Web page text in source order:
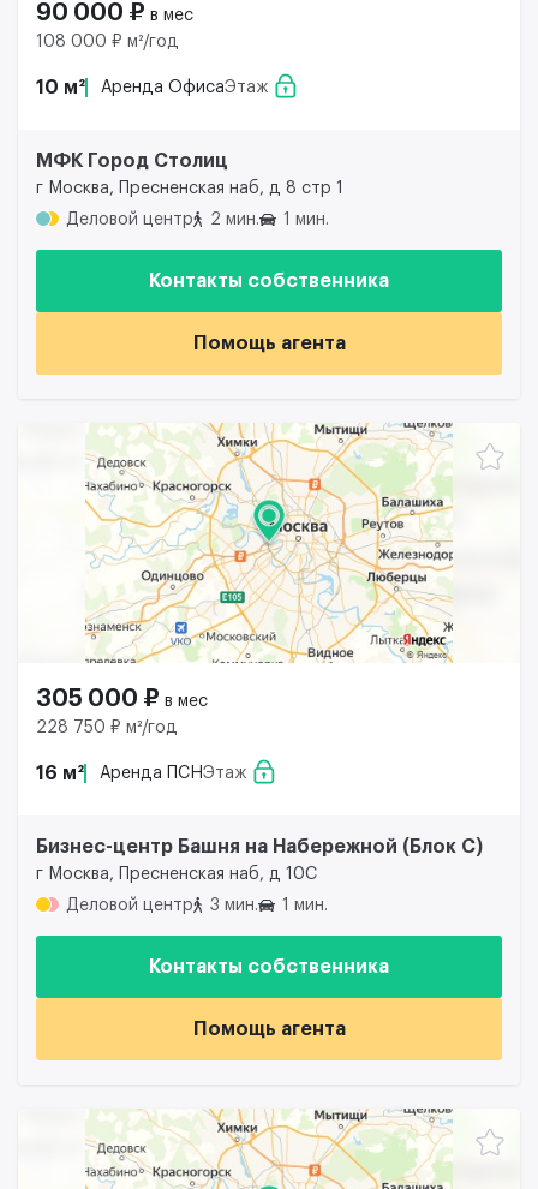
90 000 ₽ в мес
108 000 ₽ м²/год
10 м² Аренда ОфисаЭтаж
МФК Город Столиц
г Москва, Пресненская наб, д 8 стр 1
Деловой центр
2 мин. 1 мин.
Контакты собственника
Помощь агента
305 000 ₽ в мес
228 750 ₽ м²/год
16 м² Аренда ПСНЭтаж
Бизнес-центр Башня на Набережной (Блок С)
г Москва, Пресненская наб, д 10С
Деловой центр
3 мин. 1 мин.
Контакты собственника
Помощь агента